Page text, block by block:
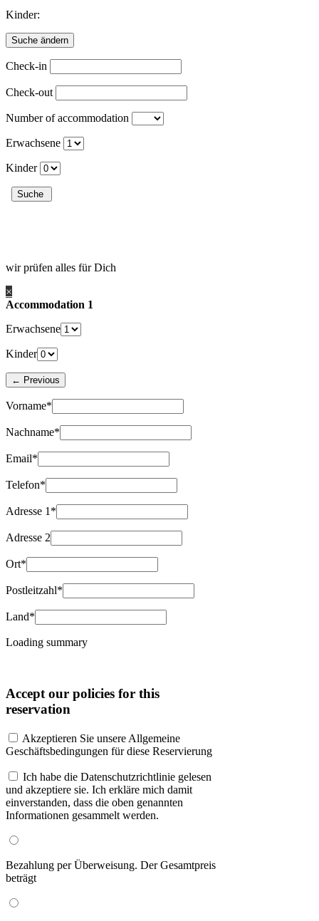
Kinder:
Check-in
Check-out
Number of accommodation
Erwachsene
Kinder
wir prüfen alles für Dich
×
Accommodation 1
Erwachsene
Kinder
Vorname*
Nachname*
Email*
Telefon*
Adresse 1*
Adresse 2
Ort*
Postleitzahl*
Land*
Loading summary
Accept our policies for this
reservation
Akzeptieren Sie unsere Allgemeine
Geschäftsbedingungen für diese Reservierung
Ich habe die Datenschutzrichtlinie gelesen
und akzeptiere sie. Ich erkläre mich damit
einverstanden, dass die oben genannten
Informationen gesammelt werden.
Bezahlung per Überweisung. Der Gesamtpreis
beträgt